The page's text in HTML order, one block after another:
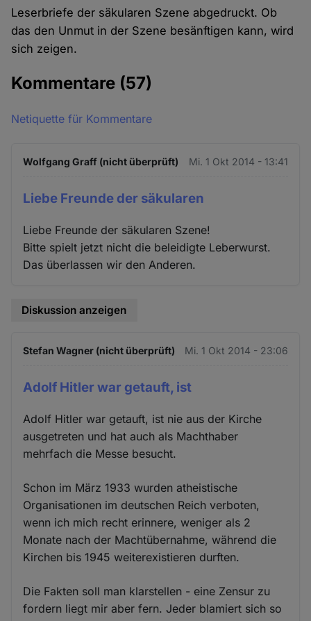
Leser­briefe der säkularen Szene abge­druckt. Ob
das den Unmut in der Szene besänftigen kann, wird
sich zeigen.
Kommentare (57)
Netiquette für Kommentare
Wolfgang Graff (nicht überprüft) Mi. 1 Okt 2014 - 13:41
Liebe Freunde der säkularen
Liebe Freunde der säkularen Szene!
Bitte spielt jetzt nicht die beleidigte Leberwurst.
Das überlassen wir den Anderen.
Diskussion anzeigen
Stefan Wagner (nicht überprüft) Mi. 1 Okt 2014 - 23:06
Adolf Hitler war getauft, ist
Adolf Hitler war getauft, ist nie aus der Kirche
ausgetreten und hat auch als Machthaber
mehrfach die Messe besucht.
Schon im März 1933 wurden atheistische
Organisationen im deutschen Reich verboten,
wenn ich mich recht erinnere, weniger als 2
Monate nach der Machtübernahme, während die
Kirchen bis 1945 weiterexistieren durften.
Die Fakten soll man klarstellen - eine Zensur zu
fordern liegt mir aber fern. Jeder blamiert sich so